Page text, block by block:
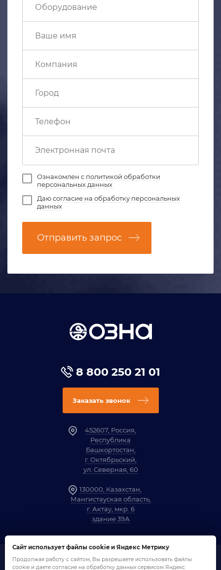
Ознакомлен с политикой обработки
персональных данных
Даюсогласие на обработку персональных
данных
Отправить запрос
8 800 250 21 01
Заказать звонок
452607, Россия,
Республика
Башкортостан,
г. Октябрьский,
ул. Северная, 60
130000, Казахстан,
Мангистауская область,
г. Актау, мкр. 6
здание 39А
1958-2026 © Компания «ОЗНА»
Политика обработки персональных данных
Сайт использует файлы cookie и Яндекс Метрику
Продолжая работу с сайтом, Вы разрешаете использовать файлы
cookie и даете согласие на обработку данных сервисом Яндекс